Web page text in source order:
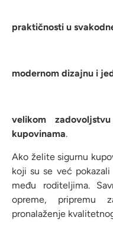
praktičnosti u
modernom dizajnu i
velikom
kupovinama.
Ako želite sigurnu
koji su se već
među roditeljima.
opreme, pripremu
pronalaženje